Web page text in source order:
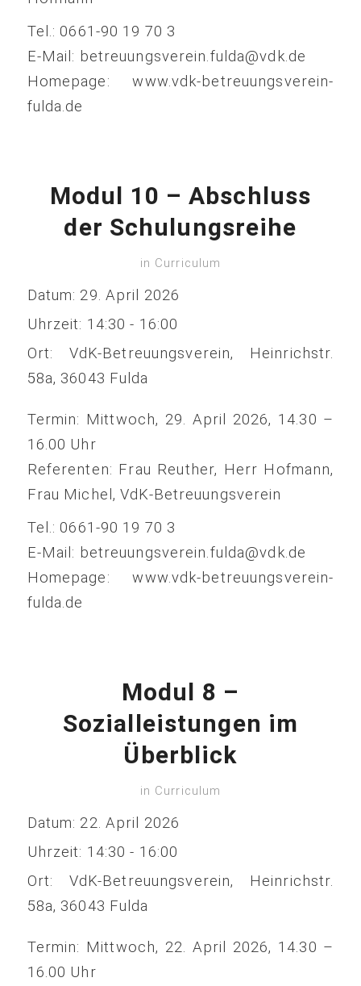
Tel.: 0661-90 19 70 3
E-Mail: betreuungsverein.fulda@vdk.de
Homepage: www.vdk-betreuungsverein-
fulda.de
Modul 10 – Abschluss
der Schulungsreihe
in Curriculum
Datum: 29. April 2026
Uhrzeit: 14:30 - 16:00
Ort: VdK-Betreuungsverein, Heinrichstr.
58a, 36043 Fulda
Termin: Mittwoch, 29. April 2026, 14.30 –
16.00 Uhr
Referenten: Frau Reuther, Herr Hofmann,
Frau Michel, VdK-Betreuungsverein
Tel.: 0661-90 19 70 3
E-Mail: betreuungsverein.fulda@vdk.de
Homepage: www.vdk-betreuungsverein-
fulda.de
Modul 8 –
Sozialleistungen im
Überblick
in Curriculum
Datum: 22. April 2026
Uhrzeit: 14:30 - 16:00
Ort: VdK-Betreuungsverein, Heinrichstr.
58a, 36043 Fulda
Termin: Mittwoch, 22. April 2026, 14.30 –
16.00 Uhr